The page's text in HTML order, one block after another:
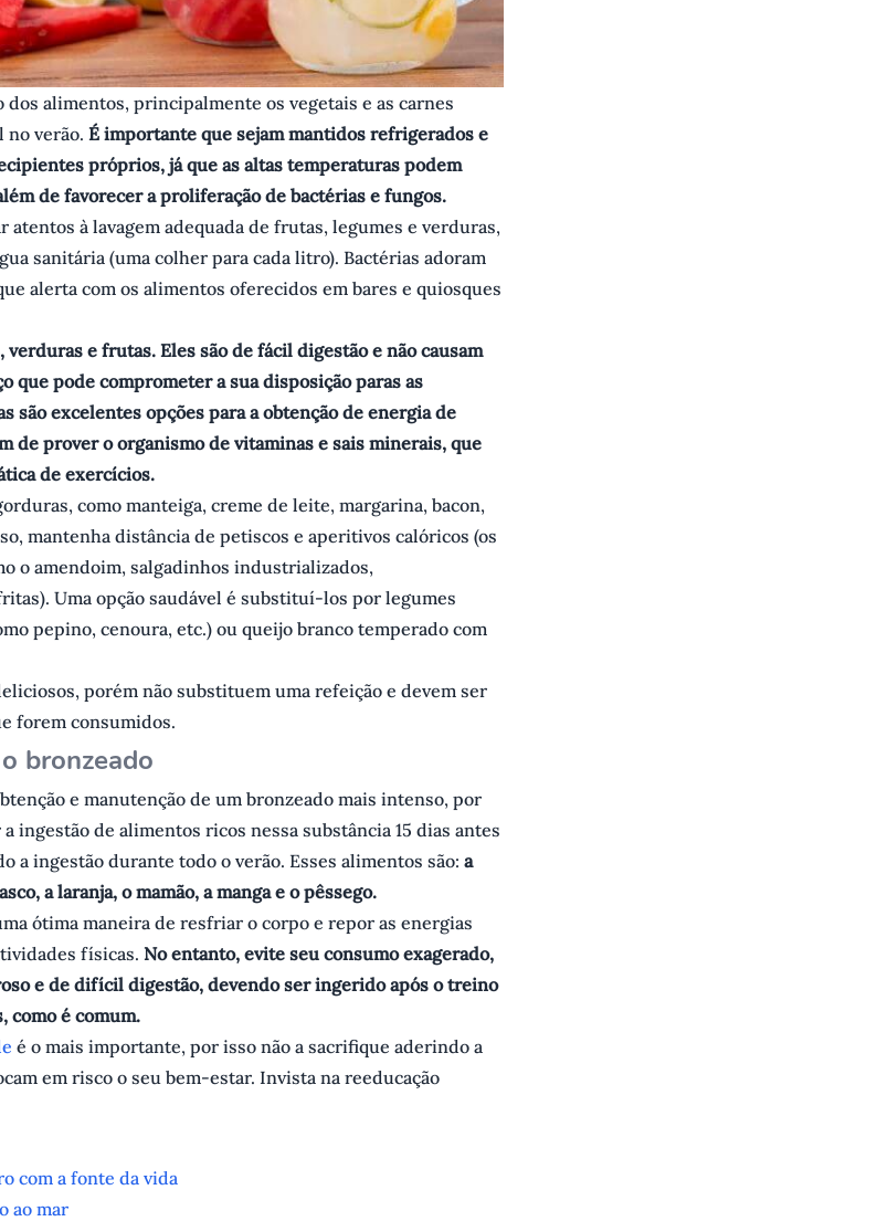
dos alimentos, principalmente os vegetais e as carnes
no verão. É importante que sejam mantidos refrigerados e
próprios, já que as altas temperaturas podem
de favorecer a proliferação de bactérias e fungos.
atentos à lavagem adequada de frutas, legumes e verduras,
sanitária (uma colher para cada litro). Bactérias adoram
alerta com os alimentos oferecidos em bares e quiosques
e frutas. Eles são de fácil digestão e não causam
que pode comprometer a sua disposição paras as
são excelentes opções para a obtenção de energia de
de prover o organismo de vitaminas e sais minerais, que
de exercícios.
como manteiga, creme de leite, margarina, bacon,
mantenha distância de petiscos e aperitivos calóricos (os
o amendoim, salgadinhos industrializados,
Uma opção saudável é substituí-los por legumes
pepino, cenoura, etc.) ou queijo branco temperado com
porém não substituem uma refeição e devem ser
forem consumidos.
bronzeado
e manutenção de um bronzeado mais intenso, por
ingestão de alimentos ricos nessa substância 15 dias antes
a ingestão durante todo o verão. Esses alimentos são: a
a laranja, o mamão, a manga e o pêssego.
ótima maneira de resfriar o corpo e repor as energias
físicas. No entanto, evite seu consumo exagerado,
e de difícil digestão, devendo ser ingerido após o treino
como é comum.
é o mais importante, por isso não a sacrifique aderindo a
em risco o seu bem-estar. Invista na reeducação
com a fonte da vida
ao mar